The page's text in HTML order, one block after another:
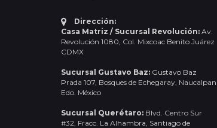
Dirección:
Casa Matriz / Sucursal Revolución: Av.
Revolución 1080, Col. Mixcoac Benito Juárez
CDMX
Sucursal Gustavo Baz: Gustavo Baz
Prada 107, Bosques de Echegaray, Naucalpan
Edo. México
Sucursal Querétaro: Blvd. Centro Sur
#32, Fracc. La Alhambra, Santiago de